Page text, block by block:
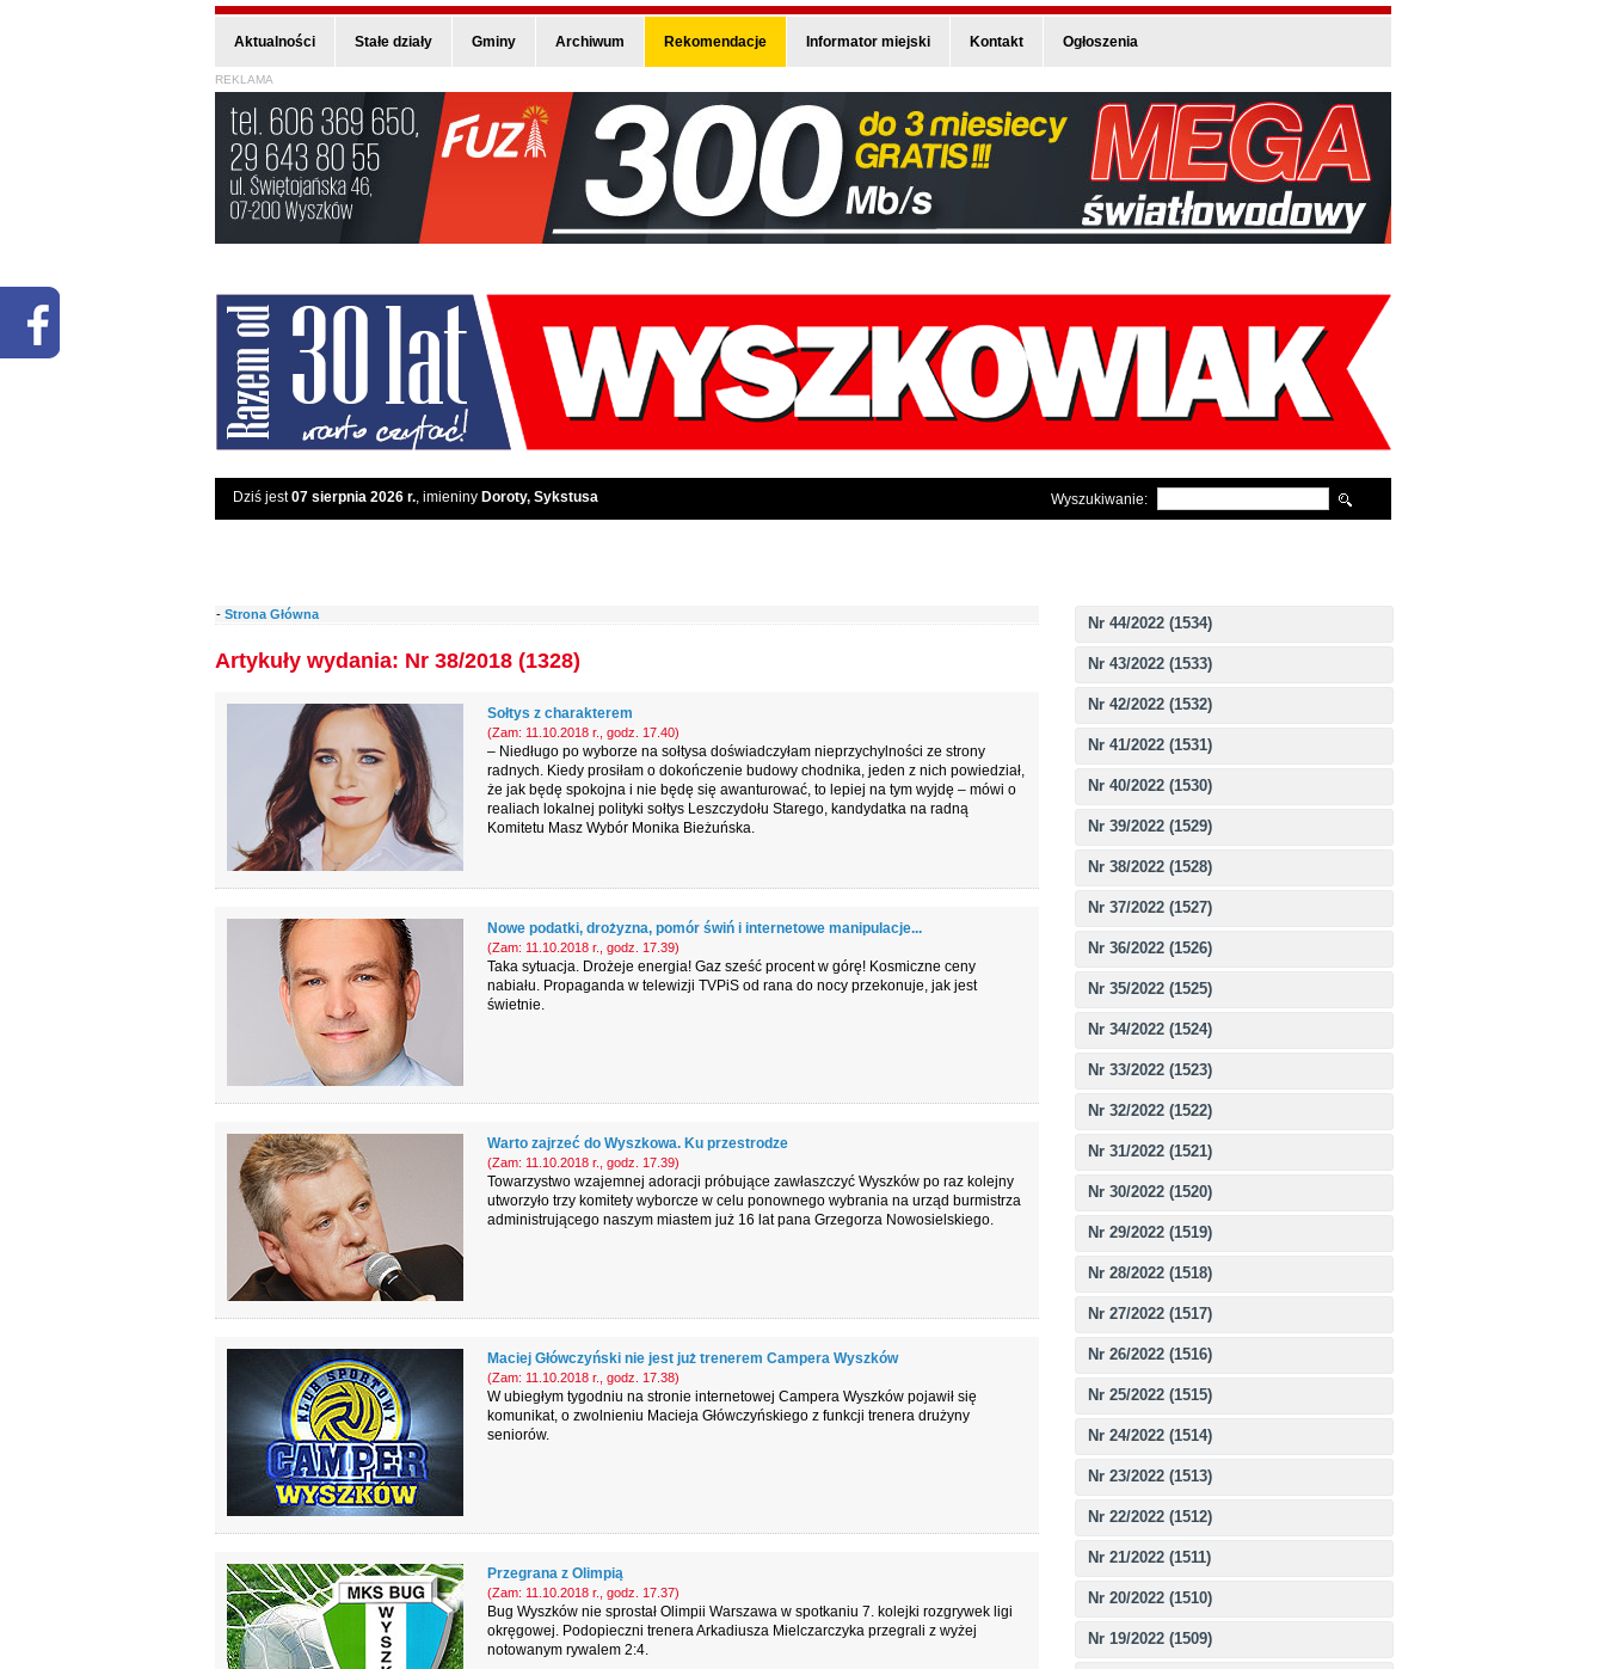
Aktualności Stałe działy Gminy Archiwum Rekomendacje Informator miejski Kontakt Ogłoszenia
REKLAMA
Dziś jest07 sierpnia 2026 r., imieniny Doroty, Sykstusa Wyszukiwanie:
Nr 44/2022 (1534)
Nr 43/2022 (1533)
Nr 42/2022 (1532)
Nr 41/2022 (1531)
Nr 40/2022 (1530)
Nr 39/2022 (1529)
Nr 38/2022 (1528)
Nr 37/2022 (1527)
Nr 36/2022 (1526)
Nr 35/2022 (1525)
Nr 34/2022 (1524)
Nr 33/2022 (1523)
Nr 32/2022 (1522)
Nr 31/2022 (1521)
Nr 30/2022 (1520)
Nr 29/2022 (1519)
Nr 28/2022 (1518)
Nr 27/2022 (1517)
Nr 26/2022 (1516)
Nr 25/2022 (1515)
Nr 24/2022 (1514)
Nr 23/2022 (1513)
Nr 22/2022 (1512)
Nr 21/2022 (1511)
Nr 20/2022 (1510)
Nr 19/2022 (1509)
- Strona Główna
Artykuły wydania: Nr 38/2018 (1328)
Sołtys z charakterem
(Zam: 11.10.2018 r., godz. 17.40)
– Niedługo po wyborze na sołtysa doświadczyłam nieprzychylności ze strony
radnych. Kiedy prosiłam o dokończenie budowy chodnika, jeden z nich powiedział,
że jak będę spokojna i nie będę się awanturować, to lepiej na tym wyjdę – mówi o
realiach lokalnej polityki sołtys Leszczydołu Starego, kandydatka na radną
Komitetu Masz Wybór Monika Bieżuńska.
Nowe podatki, drożyzna, pomór świń i internetowe manipulacje...
(Zam: 11.10.2018 r., godz. 17.39)
Taka sytuacja. Drożeje energia! Gaz sześć procent w górę! Kosmiczne ceny
nabiału. Propaganda w telewizji TVPiS od rana do nocy przekonuje, jak jest
świetnie.
Warto zajrzeć do Wyszkowa. Ku przestrodze
(Zam: 11.10.2018 r., godz. 17.39)
Towarzystwo wzajemnej adoracji próbujące zawłaszczyć Wyszków po raz kolejny
utworzyło trzy komitety wyborcze w celu ponownego wybrania na urząd burmistrza
administrującego naszym miastem już 16 lat pana Grzegorza Nowosielskiego.
Maciej Główczyński nie jest już trenerem Campera Wyszków
(Zam: 11.10.2018 r., godz. 17.38)
W ubiegłym tygodniu na stronie internetowej Campera Wyszków pojawił się
komunikat, o zwolnieniu Macieja Główczyńskiego z funkcji trenera drużyny
seniorów.
Przegrana z Olimpią
(Zam: 11.10.2018 r., godz. 17.37)
Bug Wyszków nie sprostał Olimpii Warszawa w spotkaniu 7. kolejki rozgrywek ligi
okręgowej. Podopieczni trenera Arkadiusza Mielczarczyka przegrali z wyżej
notowanym rywalem 2:4.